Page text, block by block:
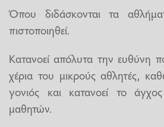
Όπου διδάσκονται τα
πιστοποιηθεί.
Κατανοεί απόλυτα την ευθύνη
χέρια του μικρούς αθλητές,
γονιός και κατανοεί το
μαθητών.